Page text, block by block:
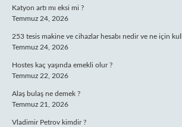
Katyon artı mı eksi mi ?
Temmuz 24, 2026
253 tesis makine ve cihazlar hesabı nedir ve ne için
Temmuz 24, 2026
Hostes kaç yaşında emekli olur ?
Temmuz 22, 2026
Alaş bulaş ne demek ?
Temmuz 21, 2026
Vladimir Petrov kimdir ?